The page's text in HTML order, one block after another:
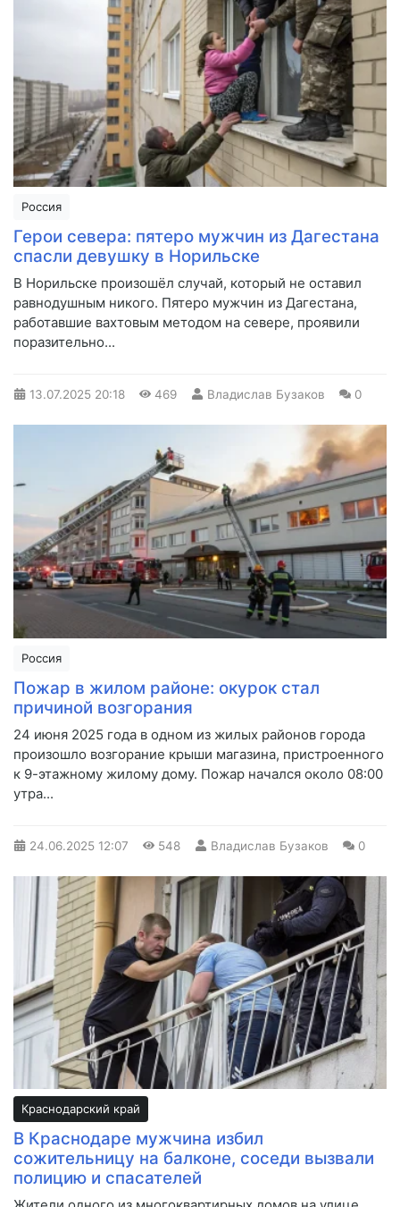
Россия
Герои севера: пятеро мужчин из Дагестана
спасли девушку в Норильске
В Норильске произошёл случай, который не оставил
равнодушным никого. Пятеро мужчин из Дагестана,
работавшие вахтовым методом на севере, проявили
поразительно...
13.07.2025 20:18 469 Владислав Бузаков 0
Россия
Пожар в жилом районе: окурок стал
причиной возгорания
24 июня 2025 года в одном из жилых районов города
произошло возгорание крыши магазина, пристроенного
к 9-этажному жилому дому. Пожар начался около 08:00
утра...
24.06.2025 12:07 548 Владислав Бузаков 0
Краснодарский край
В Краснодаре мужчина избил
сожительницу на балконе, соседи вызвали
полицию и спасателей